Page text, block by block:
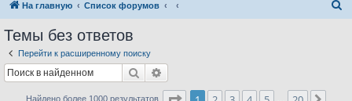
На главную Список форумов
Темы без ответов
Перейти к расширенному поиску
Поиск
Найдено более 1000 результатов